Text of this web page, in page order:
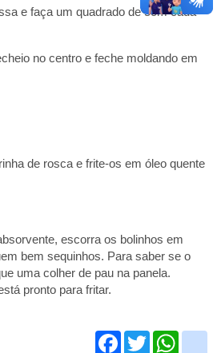
e faça um quadrado de 5cm cada
no centro e feche moldando em
de rosca e frite-os em óleo quente
escorra os bolinhos em
bem sequinhos. Para saber se o
uma colher de pau na panela.
pronto para fritar.
Facebook
Twitter